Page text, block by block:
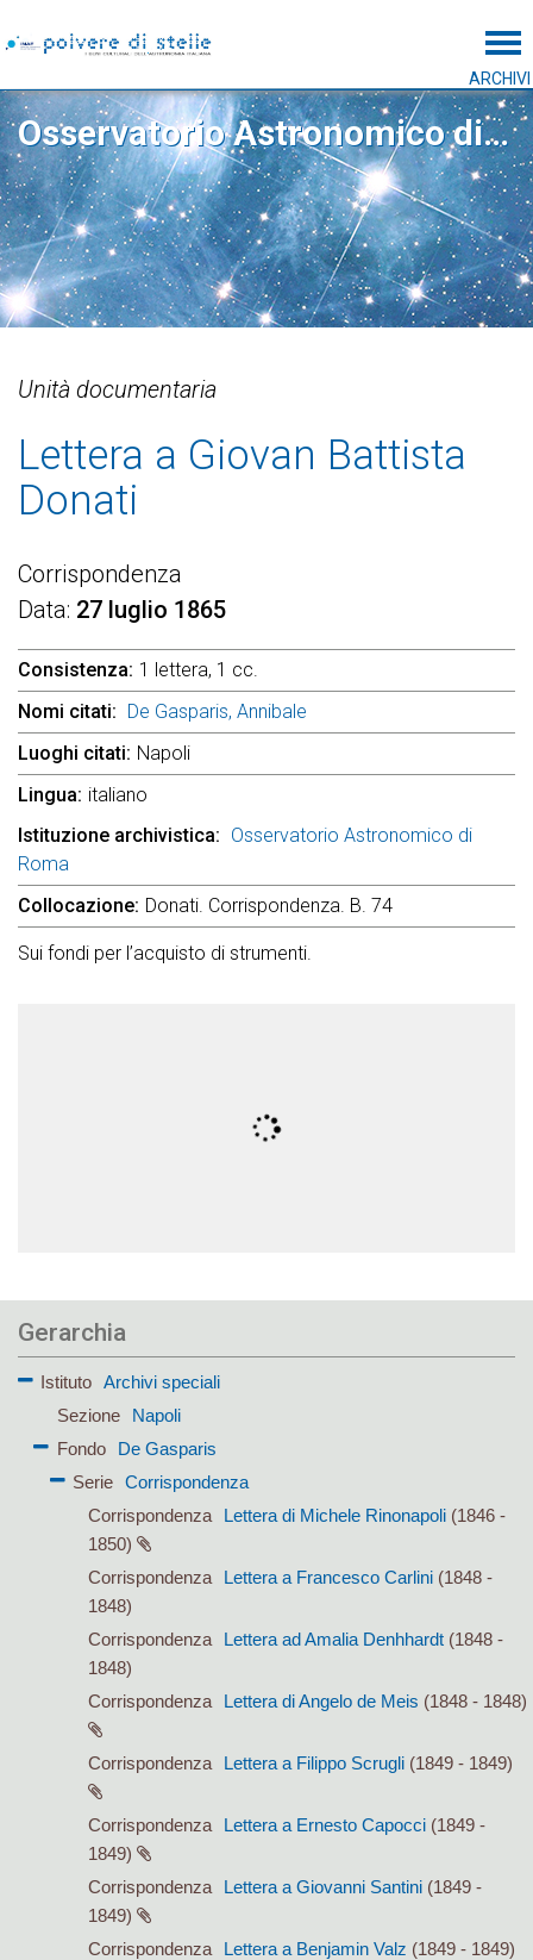
ARCHIVI
Osservatorio Astronomico di Roma
Unità documentaria
Lettera a Giovan Battista
Donati
Corrispondenza
Data 27 luglio 1865
Consistenza 1 lettera, 1 cc.
Nomi citati
De Gasparis, Annibale
Luoghi citati Napoli
Lingua italiano
Istituzione archivistica
Osservatorio Astronomico di
Roma
Collocazione Donati. Corrispondenza. B. 74
Sui fondi per l’acquisto di strumenti.
Gerarchia
Istituto
Archivi speciali
Sezione
Napoli
Fondo
De Gasparis
Serie Corrispondenza
Corrispondenza
Lettera di Michele Rinonapoli (1846 -
1850)
Corrispondenza
Lettera a Francesco Carlini (1848 -
1848)
Corrispondenza
Lettera ad Amalia Denhhardt (1848 -
1848)
Corrispondenza
Lettera di Angelo de Meis (1848 - 1848)
Corrispondenza Lettera a Filippo Scrugli (1849 - 1849)
Corrispondenza Lettera a Ernesto Capocci (1849 -
1849)
Corrispondenza
Lettera a Giovanni Santini (1849 -
1849)
Corrispondenza
Lettera a Benjamin Valz (1849 - 1849)